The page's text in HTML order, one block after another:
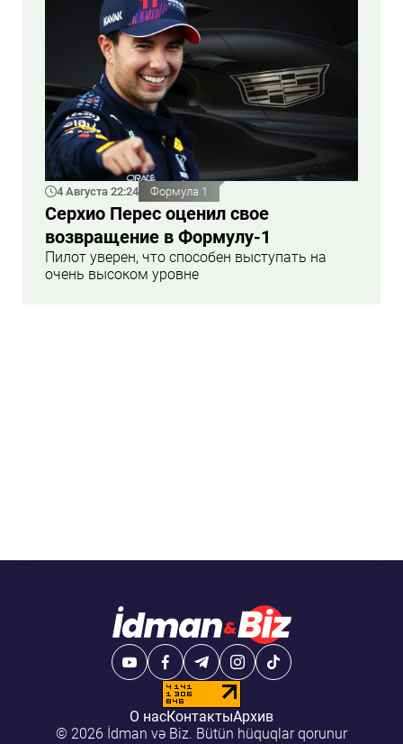
4 Августа 22:24 Формула 1
Серхио Перес оценил свое
возвращение в Формулу-1
Пилот уверен, что способен выступать на
очень высоком уровне
О насКонтактыАрхив
© 2026 İdman və Biz. Bütün hüquqlar qorunur